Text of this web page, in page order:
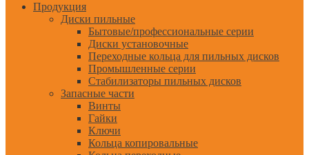
Продукция
Диски пильные
Бытовые/профессиональные серии
Диски установочные
Переходные кольца для пильных дисков
Промышленные серии
Стабилизаторы пильных дисков
Запасные части
Винты
Гайки
Ключи
Кольца копировальные